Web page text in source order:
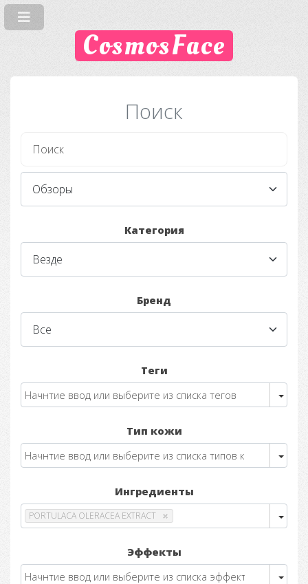
CosmosFace
Поиск
Категория
Бренд
Теги
Тип кожи
Ингредиенты
PORTULACA OLERACEA EXTRACT
Эффекты